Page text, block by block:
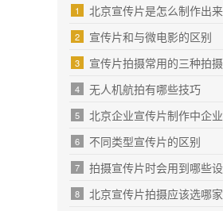
1 北京宣传片是怎么制作出
2 宣传片和与微电影的区别
3 宣传片拍摄常用的三种拍摄方式
4 无人机航拍有哪些技巧
5 北京企业宣传片制作中企业文化输出的4要素
6 不同类型宣传片的区别
7 拍摄宣传片时会用到哪些
8 北京宣传片拍摄应该选哪家